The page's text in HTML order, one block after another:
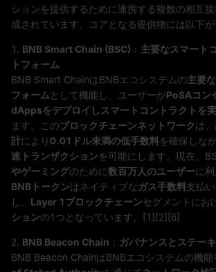
ションを提供するために連携する複数の相互
成されています。コアとなる提供物には以下が
1. BNB Smart Chain (BSC) ： 主要なスマート
トフォーム
BNB Smart ChainはBNBエコシステムの主要
フォームとして機能し、ユーザーがPoSAコン
dAppsをデプロイしスマートコントラクトを
ます。このブロックチェーンネットワークは、
計により0.01ドル未満の低手数料を確保しなが
速トランザクションを可能にします。現在、
やゲーミングのために数百万人のユーザーに利
BNBトークンはネイティブなガス手数料支払
し、 Layer 1ブロックチェーンセグメントにお
ションの1つとなっています。[1][2][6]
2. BNB Beacon Chain ： ガバナンスとステー
BNB Beacon ChainはBNBエコシステムの機能